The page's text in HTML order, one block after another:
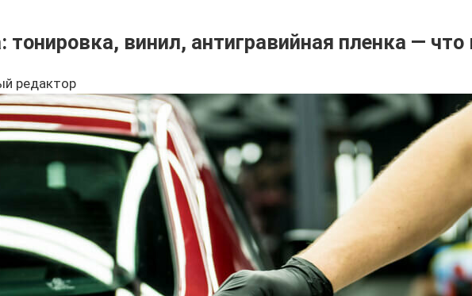
тонировка, винил, антигравийная пленка —
редактор